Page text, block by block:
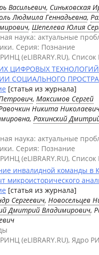
Васильевич, Синьковская
Людмила Геннадьевна,
, Шепелева Юлия
наука: актуальные
Серия: Познание
(eLIBRARY.RU),
ЦИФРОВЫХ
СОЦИАЛЬНОГО
[статья из журнала]
, Максимов Сергей
Никита
Рахинский
наука: актуальные
Серия: Познание
(eLIBRARY.RU),
инвалидной команды в
микроисторического
[статья из журнала]
Сергеевич, Новосельцев
Дмитрий Владимирович,
(eLIBRARY.RU), Ядро